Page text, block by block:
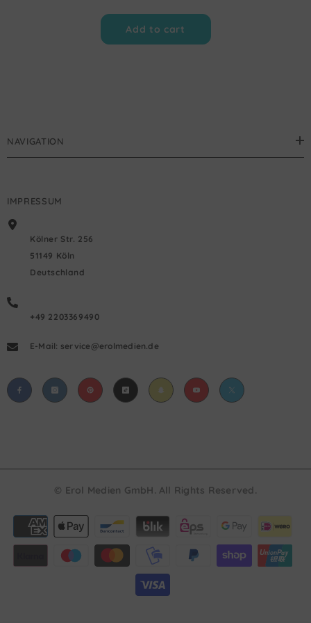
Add to cart
NAVIGATION
IMPRESSUM
Kölner Str. 256
51149 Köln
Deutschland
+49 2203369490
E-Mail: service@erolmedien.de
© Erol Medien GmbH. All Rights Reserved.
Payment
methods